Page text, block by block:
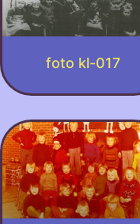
foto kl-017